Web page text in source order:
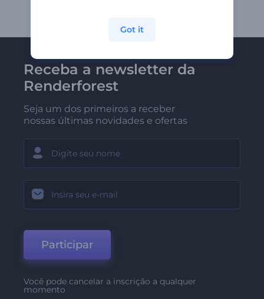
Receba a newsletter da
Renderforest
Seja um dos primeiros a receber
nossas últimas novidades e ofertas
Participar
Você pode cancelar a inscrição a qualquer
momento
Got it